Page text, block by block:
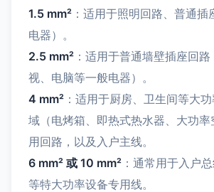
1.5 mm² ：适用于照明回路、普通
电器）。
2.5 mm² ：适用于普通墙壁插座回
视、电脑等一般电器）。
4 mm² ：适用于厨房、卫生间等大
域（电烤箱、即热式热水器、大功
用回路，以及入户主线。
6 mm² 或 10 mm² ：通常用于入户
等特大功率设备专用线。